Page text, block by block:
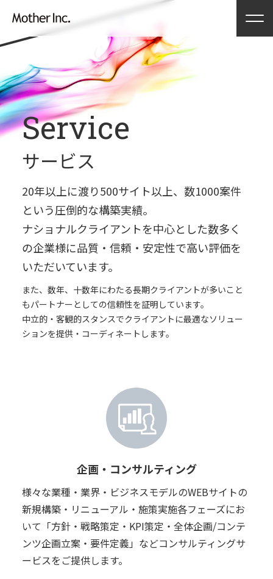
Service
サービス
20年以上に渡り500サイト以上、数1000案件
という圧倒的な構築実績。
ナショナルクライアントを中心とした数多く
の企業様に品質・信頼・安定性で高い評価を
いただいています。
また、数年、十数年にわたる長期クライアントが多いこと
もパートナーとしての信頼性を証明しています。
中立的・客観的スタンスでクライアントに最適なソリュー
ションを提供・コーディネートします。
企画・コンサルティング
様々な業種・業界・ビジネスモデルのWEBサイトの
新規構築・リニューアル・施策実施各フェーズにお
いて「方針・戦略策定・KPI策定・全体企画/コンテ
ンツ企画立案・要件定義」などコンサルティングサ
ービスをご提供します。